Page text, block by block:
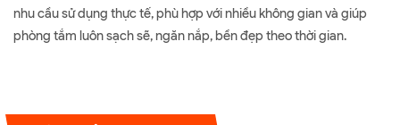
nhu cầu sử dụng thực tế, phù hợp với nhiều không gian và giúp
phòng tắm luôn sạch sẽ, ngăn nắp, bền đẹp theo thời gian.